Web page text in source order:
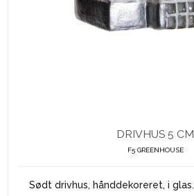
DRIVHUS 5 CM
F5 GREENHOUSE
Sødt drivhus, hånddekoreret, i